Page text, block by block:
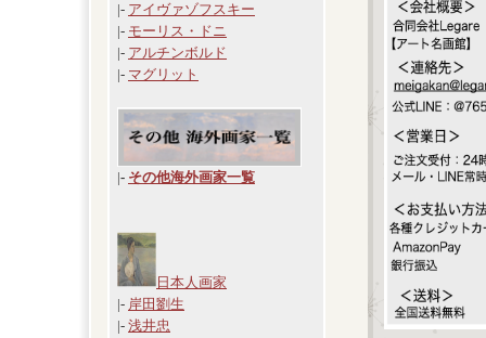
|- アイヴァゾフスキー
|- モーリス・ドニ
|- アルチンボルド
|- マグリット
|- その他海外画家一覧
日本人画家
|- 岸田劉生
|- 浅井忠